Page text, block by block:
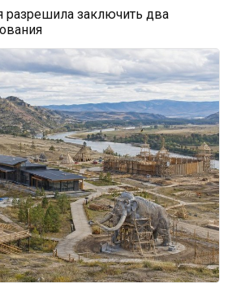
разрешила заключить два